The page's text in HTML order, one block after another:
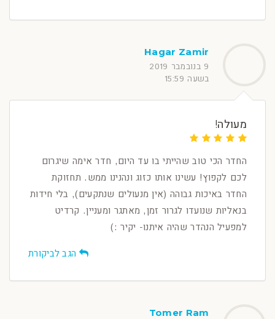
Hagar Zamir
9 בנובמבר 2019
בשעה 15:59
מעולה!
החדר הכי טוב שהייתי בו עד היום, חדר אימה שיגרום
לכם לקפוץ! עשינו אותו כזוג ונהנינו ממש. תחזוקת
החדר באיכות גבוהה (אין מנעולים שנתקעים), בלי חידות
בנאליות שנועדו לגרור זמן, מאתגר ומעניין. קרדיט
למפעיל הנהדר שהיה איתנו- יקיר :)
הגב לביקורת
Tomer Ram